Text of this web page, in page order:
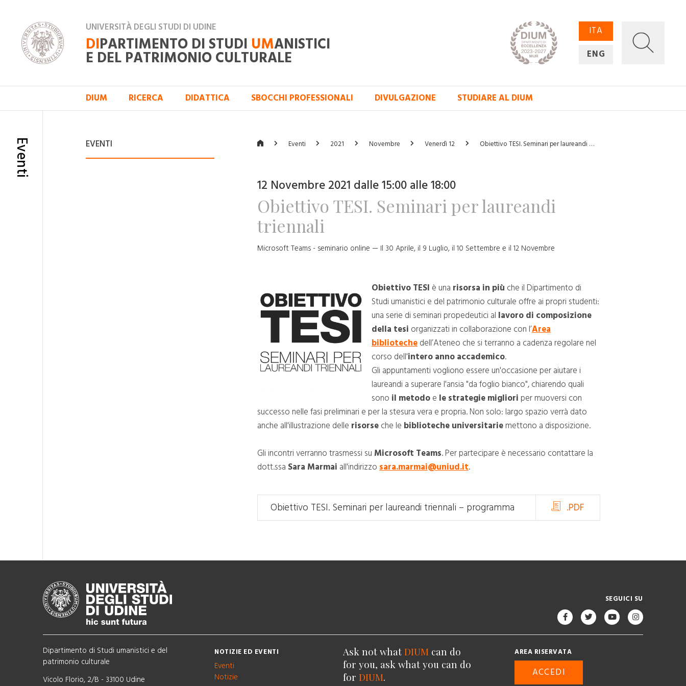
UNIVERSITÀ DEGLI STUDI DI UDINE
DIPARTIMENTO DI STUDI UMANISTICI
E DEL PATRIMONIO CULTURALE
ITA
ENG
DIUM RICERCA DIDATTICA SBOCCHI PROFESSIONALI DIVULGAZIONE STUDIARE AL DIUM
Eventi EVENTI Eventi 2021 Novembre Venerdì 12 Obiettivo TESI. Seminari per laureandi …
12 Novembre 2021 dalle 15:00 alle 18:00
Obiettivo TESI. Seminari per laureandi
triennali
Microsoft Teams - seminario online — Il 30 Aprile, il 9 Luglio, il 10 Settembre e il 12 Novembre
Obiettivo TESI è una risorsa in più che il Dipartimento di
Studi umanistici e del patrimonio culturale offre ai propri studenti:
una serie di seminari propedeutici al lavoro di composizione
della tesi organizzati in collaborazione con l’Area
bibliotechedell’Ateneo che si terranno a cadenza regolare nel
corso dell'intero anno accademico.
Gli appuntamenti vogliono essere un'occasione per aiutare i
laureandi a superare l'ansia "da foglio bianco", chiarendo quali
sono il metodoe le strategie migliori per muoversi con
successo nelle fasi preliminari e per la stesura vera e propria. Non solo: largo spazio verrà dato
anche all'illustrazione delle risorse che le biblioteche universitarie mettono a disposizione.
Gli incontri verranno trasmessi su Microsoft Teams. Per partecipare è necessario contattare la
dott.ssa Sara Marmai all'indirizzo sara.marmai@uniud.it.
Obiettivo TESI. Seminari per laureandi triennali – programma .PDF
SEGUICI SU
Dipartimento di Studi umanistici e del
patrimonio culturale
Vicolo Florio, 2/B - 33100 Udine
NOTIZIE ED EVENTI
Eventi
Notizie
Ask not what DIUM can do
for you, ask what you can do
for DIUM.
AREA RISERVATA
ACCEDI